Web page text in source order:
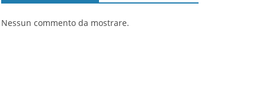
Nessun commento da mostrare.